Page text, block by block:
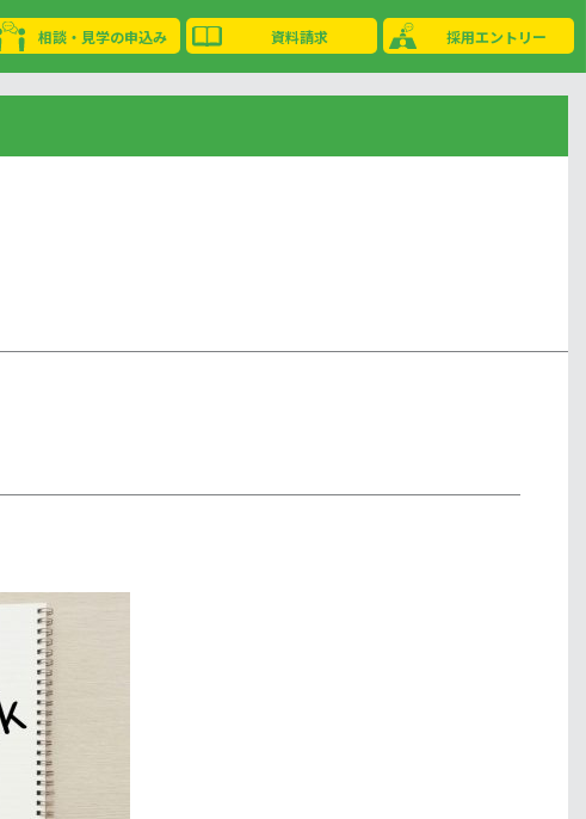
相談・見学の申込み 資料請求 採用エントリー